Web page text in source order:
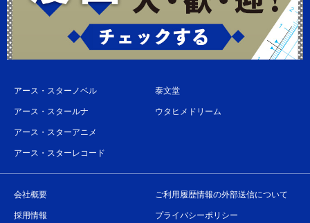
アース・スターノベル
アース・スタールナ
アース・スターアニメ
アース・スターレコード
泰文堂
ウタヒメドリーム
会社概要
採用情報
ご利用履歴情報の外部送信について
プライバシーポリシー